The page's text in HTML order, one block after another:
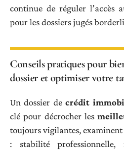
continue de réguler l’accès
pour les dossiers jugés
Conseils pratiques pour
dossier et optimiser votre
Un dossier decrédit
clé pour décrocher les
toujours vigilantes,
: stabilité